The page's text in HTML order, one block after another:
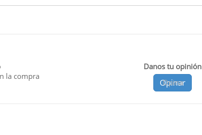
la compra
Opina
Danos tu opinión
Opinar